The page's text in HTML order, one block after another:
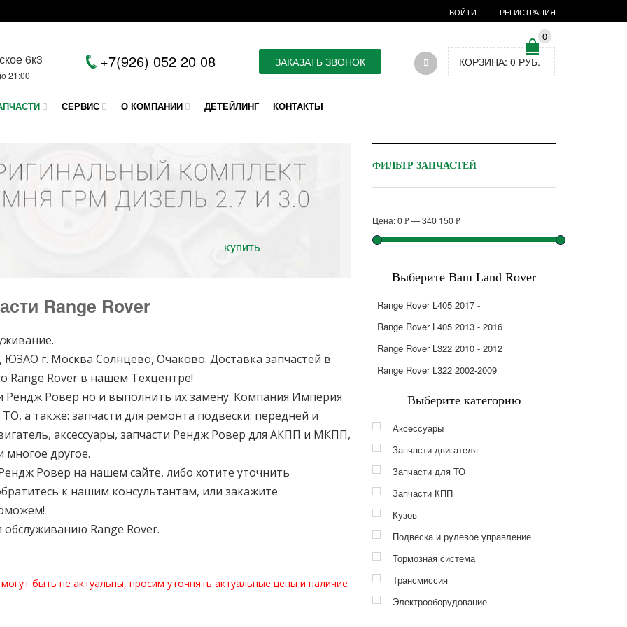
ВОЙТИ РЕГИСТРАЦИЯ
6к3
21:00
+7(926) 052 20 08 ЗАКАЗАТЬ ЗВОНОК
0
КОРЗИНА: 0 РУБ.
СЕРВИС О КОМПАНИИ ДЕТЕЙЛИНГ КОНТАКТЫ
купить
Range Rover
ЮЗАО г. Москва Солнцево, Очаково. Доставка запчастей в
Range Rover в нашем Техцентре!
Рендж Ровер но и выполнить их замену. Компания Империя
а также: запчасти для ремонта подвески: передней и
аксессуары, запчасти Рендж Ровер для АКПП и МКПП,
многое другое.
Ровер на нашем сайте, либо хотите уточнить
к нашим консультантам, или закажите
Range Rover.
быть не актуальны, просим уточнять актуальные цены и наличие
ФИЛЬТР ЗАПЧАСТЕЙ
Цена:0 Р—340 150 Р
Выберите Ваш Land Rover
Range Rover L405 2017 -
Range Rover L405 2013 - 2016
Range Rover L322 2010 - 2012
Range Rover L322 2002-2009
Выберите категорию
Аксессуары
Запчасти двигателя
Запчасти для ТО
Запчасти КПП
Кузов
Подвеска и рулевое управление
Тормозная система
Трансмиссия
Электрооборудование